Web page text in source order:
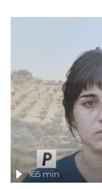
165 min